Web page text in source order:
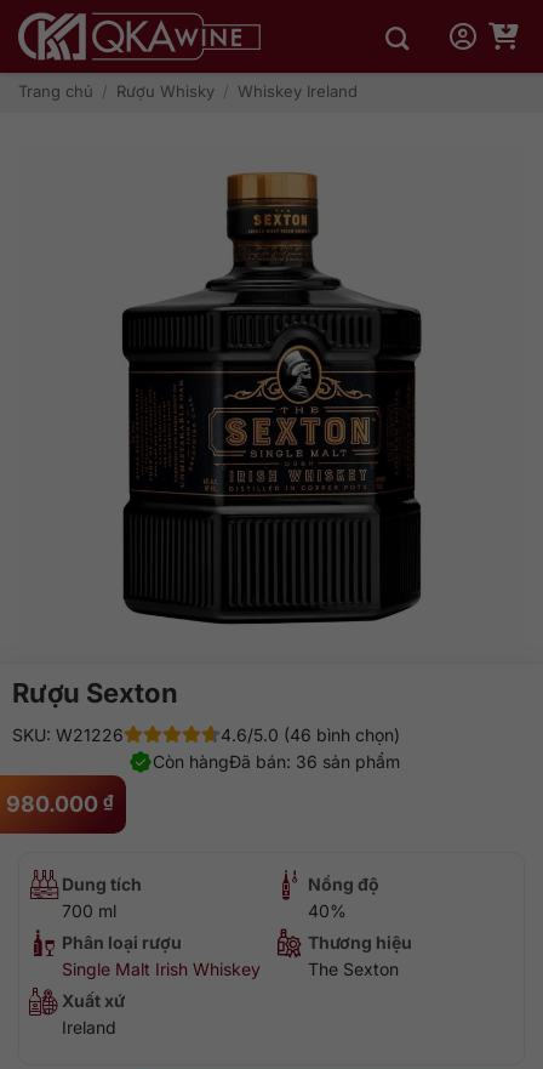
qua
dungTrang chủ / Rượu Whisky / Whiskey Ireland
Rượu Sexton
980.000 ₫
SKU: W21226
4.6/5.0 (46 bình chọn)
Đã bán: 36 sản phẩm
Còn hàng
Dung tích
700 ml
Nồng độ
40%
Phân loại rượu
Single Malt Irish Whiskey
Thương hiệu
The Sexton
Xuất xứ
Ireland